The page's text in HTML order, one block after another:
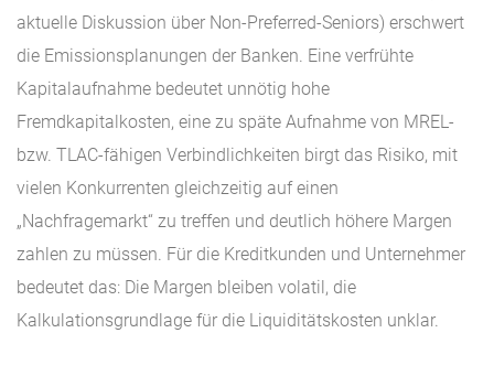
aktuelle Diskussion über Non-Preferred-Seniors) erschwert
die Emissionsplanungen der Banken. Eine verfrühte
Kapitalaufnahme bedeutet unnötig hohe
Fremdkapitalkosten, eine zu späte Aufnahme von MREL-
bzw. TLAC-fähigen Verbindlichkeiten birgt das Risiko, mit
vielen Konkurrenten gleichzeitig auf einen
„Nachfragemarkt“ zu treffen und deutlich höhere Margen
zahlen zu müssen. Für die Kreditkunden und Unternehmer
bedeutet das: Die Margen bleiben volatil, die
Kalkulationsgrundlage für die Liquiditätskosten unklar.